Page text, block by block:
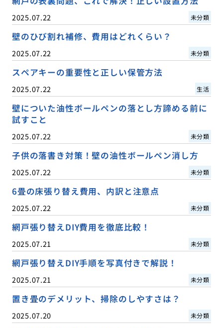
2025.07.22 未分類
壁のひび割れ補修、費用はどれくらい？
2025.07.22 未分類
スペアキーの重要性と正しい保管方法
2025.07.22 生活
壁についた油性ボールペンの落とし方諦める前に
試すこと
2025.07.22 未分類
子供の落書き対策！壁の油性ボールペン消し方
2025.07.22 未分類
6畳の床張り替え費用、内訳と注意点
2025.07.22 未分類
網戸張り替えDIY費用を徹底比較！
2025.07.21 未分類
網戸張り替えDIY手順を写真付きで解説！
2025.07.21 未分類
置き畳のデメリット、掃除のしやすさは？
2025.07.20 未分類